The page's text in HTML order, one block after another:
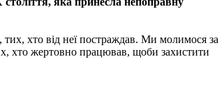
хто від неї постраждав. Ми молимося за
хто жертовно працював, щоби захистити